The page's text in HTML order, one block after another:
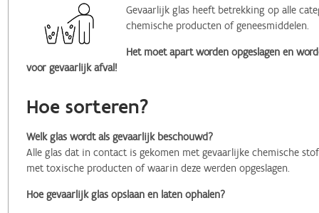
‌Gevaarlijk glas heeft betrekking op alle
chemische producten of geneesmiddelen.
Het moet apart worden opgeslagen en
voor gevaarlijk afval!
Hoe sorteren?
Welk glas wordt als gevaarlijk beschouwd?
Alle glas dat in contact is gekomen met gevaarlijke chemische
met toxische producten of waarin deze werden opgeslagen.
Hoe gevaarlijk glas opslaan en laten ophalen?